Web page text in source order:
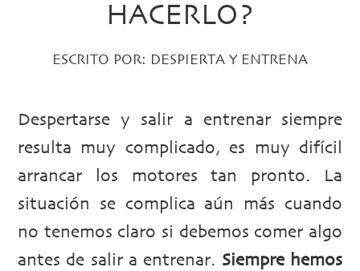
HACERLO?
ESCRITO POR: DESPIERTA Y ENTRENA
Despertarse y salir a entrenar siempre
resulta muy complicado, es muy difícil
arrancar los motores tan pronto. La
situación se complica aún más cuando
no tenemos claro si debemos comer algo
antes de salir a entrenar. Siempre hemos